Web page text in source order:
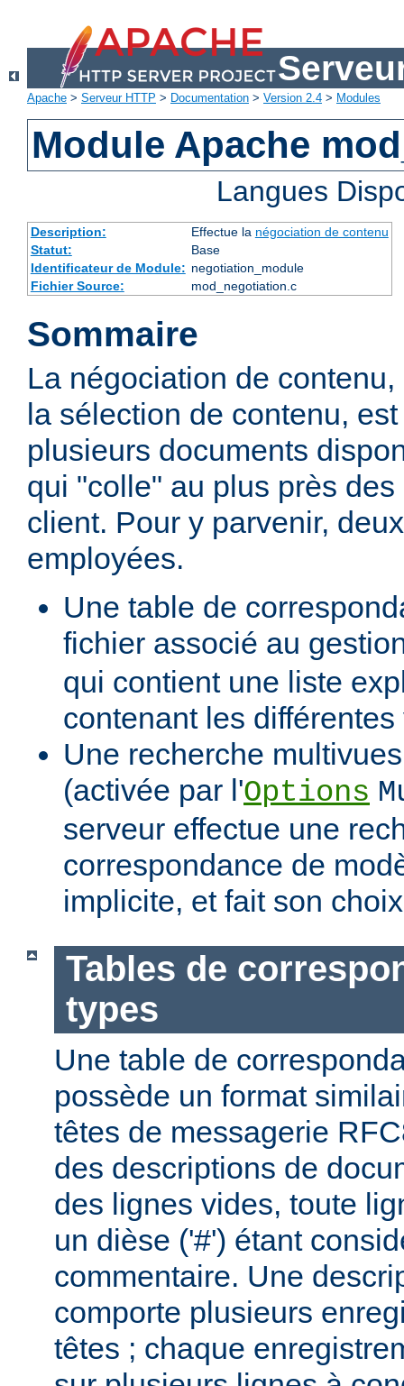
Apache > Serveur HTTP > Documentation > Version 2.4 > Modules
Module Apache
Langues
Description: Effectue la négociation de contenu
Statut:
Base
Identificateur de Module: negotiation_module
Fichier Source:
mod_negotiation.c
Sommaire
La négociation de
la sélection de contenu,
plusieurs documents
qui "colle" au plus près
client. Pour y parvenir,
employées.
Une table de
fichier associé au
qui contient une liste
contenant les
Une recherche
(activée par l'Options
serveur effectue une
correspondance de
implicite, et fait son
Tables de
types
Une table de
possède un format
têtes de messagerie
des descriptions de
des lignes vides, toute
un dièse ('#') étant
commentaire. Une
comporte plusieurs
têtes ; chaque